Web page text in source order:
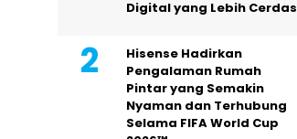
Digital yang Lebih Cerdas
Hisense Hadirkan
Pengalaman Rumah
Pintar yang Semakin
Nyaman dan Terhubung
Selama FIFA World Cup